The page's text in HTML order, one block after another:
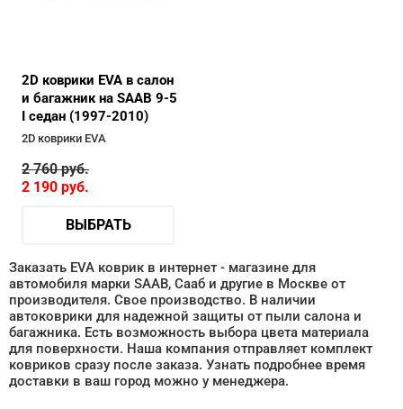
2D коврики EVA в салон
и багажник на SAAB 9-5
I седан (1997-2010)
2D коврики EVA
2 760руб.
2 190 руб.
ВЫБРАТЬ
Заказать EVA коврик в интернет - магазине для
автомобиля марки SAAB, Сааб и другие в Москве от
производителя. Свое производство. В наличии
автоковрики для надежной защиты от пыли салона и
багажника. Есть возможность выбора цвета материала
для поверхности. Наша компания отправляет комплект
ковриков сразу после заказа. Узнать подробнее время
доставки в ваш город можно у менеджера.